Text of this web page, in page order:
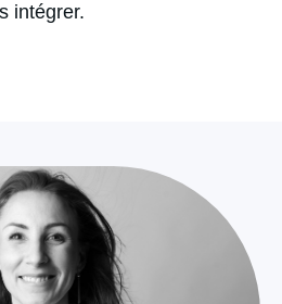
intégrer.